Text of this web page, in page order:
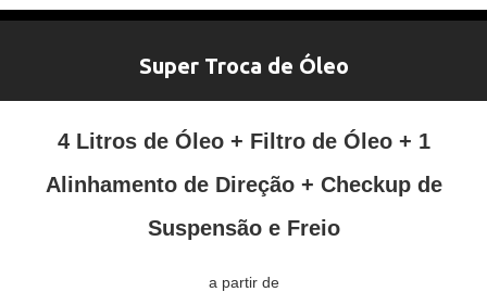
Super Troca de Óleo
4 Litros de Óleo + Filtro de Óleo + 1
Alinhamento de Direção + Checkup de
Suspensão e Freio
a partir de